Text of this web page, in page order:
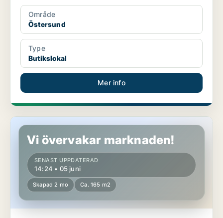
Område
Östersund
Type
Butikslokal
Mer info
Butikslokal i Östersund
Vi övervakar marknaden!
SENAST UPPDATERAD
14:24 • 05 juni
Skapad 2 mo Ca. 165 m2